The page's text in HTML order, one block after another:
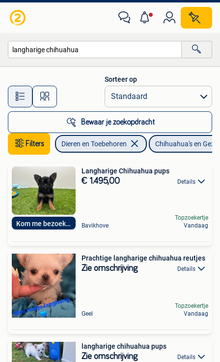
Alle afstanden…
Sorteer op
Bewaar je zoekopdracht
Filters Dieren en Toebehoren Chihuahua's en
Kom me bezoeken
Langharige Chihuahua pups
€ 1.495,00 Details
Bavikhove
Topzoekertje
Vandaag
Prachtige langharige chihuahua reutjes
Zie omschrijving Details
Geel
Topzoekertje
Vandaag
langharige chihuahua pups
Zie omschrijving Details